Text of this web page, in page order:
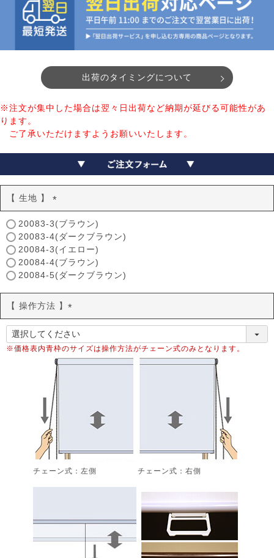
出荷のタイミングについて
※注文が集中した場合は翌々日出荷など納期が延びる可能性があ
ります。
ご了承いただけますようお願いいたします。
【 生地 】
(
必
須
)
20083-3(ブラウン)
20083-4(ダークブラウン)
20084-3(イエロー)
20084-4(ブラウン)
20084-5(ダークブラウン)
【 操作方法 】
(
必
須
)
※価格表内青枠のサイズは操作方法がチェーン式のみとなります。
チェーン式：左側 チェーン式：右側